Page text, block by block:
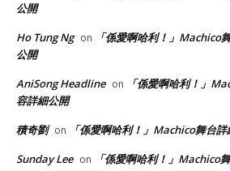
公開
Ho Tung Ng on
「係愛啊哈利！」Machico
公開
AniSong Headline on
「係愛啊哈利！」
容詳細公開
積奇劉 on
「係愛啊哈利！」Machico舞台
Sunday Lee on
「係愛啊哈利！」Machico